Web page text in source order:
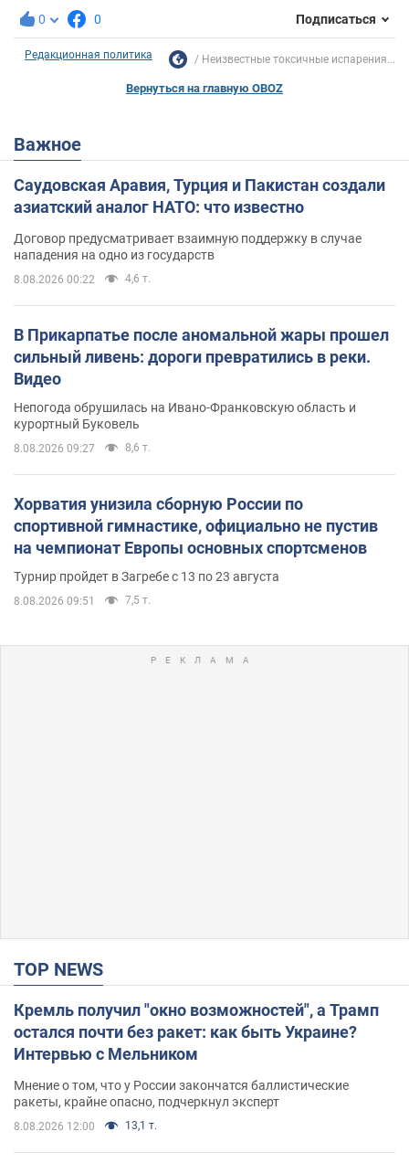
0 0 Подписаться
Редакционная политика Неизвестные токсичные испарения...
Вернуться на главную OBOZ
Важное
Саудовская Аравия, Турция и Пакистан создали
азиатский аналог НАТО: что известно
Договор предусматривает взаимную поддержку в случае
нападения на одно из государств
8.08.2026 00:22 4,6 т.
В Прикарпатье после аномальной жары прошел
сильный ливень: дороги превратились в реки.
Видео
Непогода обрушилась на Ивано-Франковскую область и
курортный Буковель
8.08.2026 09:27 8,6 т.
Хорватия унизила сборную России по
спортивной гимнастике, официально не пустив
на чемпионат Европы основных спортсменов
Турнир пройдет в Загребе с 13 по 23 августа
8.08.2026 09:51 7,5 т.
TOP NEWS
Кремль получил "окно возможностей", а Трамп
остался почти без ракет: как быть Украине?
Интервью с Мельником
Мнение о том, что у России закончатся баллистические
ракеты, крайне опасно, подчеркнул эксперт
8.08.2026 12:00 13,1 т.